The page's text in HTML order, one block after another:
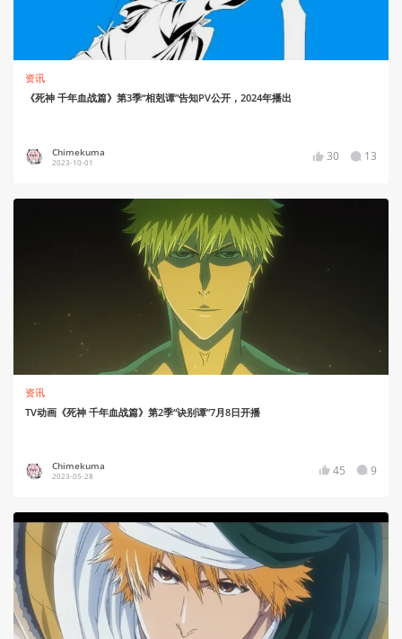
资讯
《死神 千年血战篇》第3季“相剋谭”告知PV公开，2024年播出
Chimekuma
2023-10-01 30 13
资讯
TV动画《死神 千年血战篇》第2季“诀别谭”7月8日开播
Chimekuma
2023-05-28 45 9